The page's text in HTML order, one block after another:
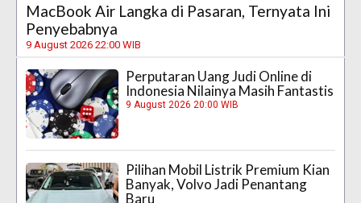
MacBook Air Langka di Pasaran, Ternyata Ini
Penyebabnya
9 August 2026 22:00 WIB
Perputaran Uang Judi Online di
Indonesia Nilainya Masih Fantastis
9 August 2026 20:00 WIB
Pilihan Mobil Listrik Premium Kian
Banyak, Volvo Jadi Penantang
Baru